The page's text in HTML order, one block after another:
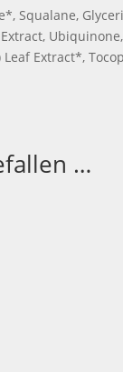
Squalane,
Leaf Extract*,
…